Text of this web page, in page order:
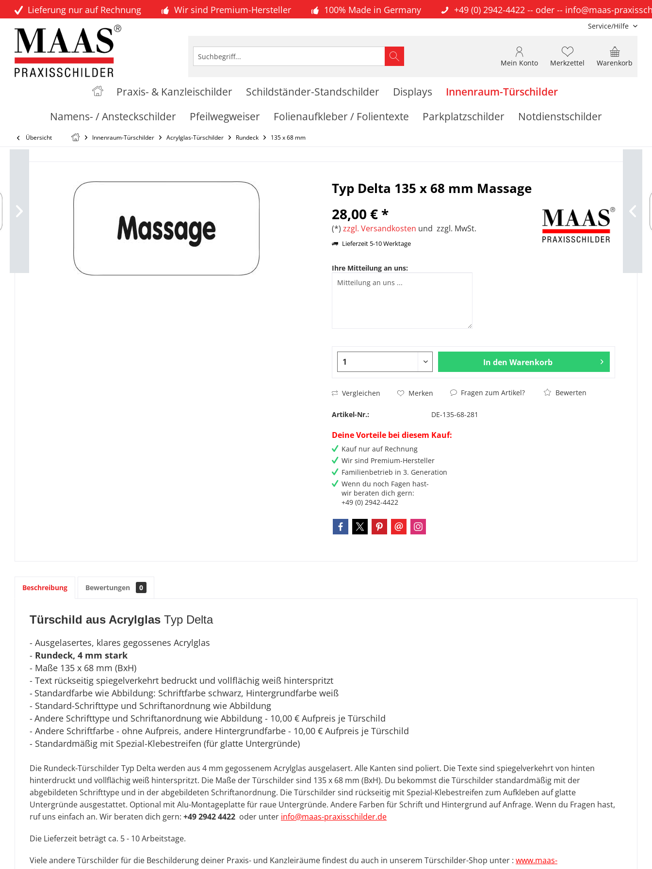
Lieferung nur auf Rechnung Wir sind Premium-Hersteller 100% Made in Germany +49 (0) 2942-4422 -- oder -- info@maas-
Service/Hilfe
Warenkorb
Merkzettel
Mein Konto
Praxis- & Kanzleischilder Schildständer-Standschilder Displays
Innenraum-Türschilder
Namens- / Ansteckschilder
Pfeilwegweiser Folienaufkleber / Folientexte Parkplatzschilder Notdienstschilder
Übersicht Innenraum-Türschilder Acrylglas-Türschilder Rundeck 135 x 68 mm
Typ Delta 135 x 68 mm Massage
28,00 € *
(*)zzgl. Versandkosten und zzgl. MwSt.
Lieferzeit 5-10 Werktage
Ihre Mitteilung an uns:
In den Warenkorb
Vergleichen Merken Fragen zum Artikel? Bewerten
Artikel-Nr.: DE-135-68-281
Deine Vorteile bei diesem Kauf:
Kauf nur auf Rechnung
Wir sind Premium-Hersteller
Familienbetrieb in 3. Generation
Wenn du noch Fagen hast-
wir beraten dich gern:
+49 (0) 2942-4422
Beschreibung Bewertungen 0
Türschild aus Acrylglas Typ Delta
- Ausgelasertes, klares gegossenes Acrylglas
- Rundeck, 4 mm stark
- Maße 135 x 68 mm (BxH)
- Text rückseitig spiegelverkehrt bedruckt und vollflächig weiß hinterspritzt
- Standardfarbe wie Abbildung: Schriftfarbe schwarz, Hintergrundfarbe weiß
- Standard-Schrifttype und Schriftanordnung wie Abbildung
- Andere Schrifttype und Schriftanordnung wie Abbildung - 10,00 € Aufpreis je Türschild
- Andere Schriftfarbe - ohne Aufpreis, andere Hintergrundfarbe - 10,00 € Aufpreis je Türschild
- Standardmäßig mit Spezial-Klebestreifen (für glatte Untergründe)
Die Rundeck-Türschilder Typ Delta werden aus 4 mm gegossenem Acrylglas ausgelasert. Alle Kanten sind poliert. Die Texte sind spiegelverkehrt von hinten
hinterdruckt und vollflächig weiß hinterspritzt. Die Maße der Türschilder sind 135 x 68 mm (BxH). Du bekommst die Türschilder standardmäßig mit der
abgebildeten Schrifttype und in der abgebildeten Schriftanordnung. Die Türschilder sind rückseitig mit Spezial-Klebestreifen zum Aufkleben auf glatte
Untergründe ausgestattet. Optional mit Alu-Montageplatte für raue Untergründe. Andere Farben für Schrift und Hintergrund auf Anfrage. Wenn du Fragen hast,
ruf uns einfach an. Wir beraten dich gern: +49 2942 4422 oder unter info@maas-praxisschilder.de
Die Lieferzeit beträgt ca. 5 - 10 Arbeitstage.
Viele andere Türschilder für die Beschilderung deiner Praxis- und Kanzleiräume findest du auch in unserem Türschilder-Shop unter : www.maas-